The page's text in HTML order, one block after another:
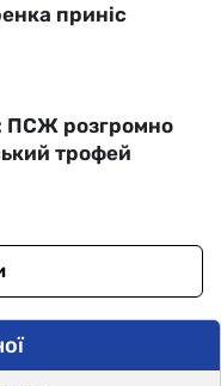
приніс
ПСЖ розгромно
трофей